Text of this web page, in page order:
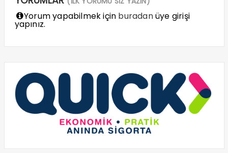
Yorum yapabilmek için buradanüye girişi
yapınız.